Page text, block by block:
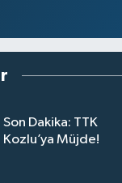
Son Dakika: TTK
Kozlu’ya Müjde!